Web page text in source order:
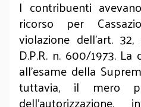
I contribuenti
ricorso per
violazione dell'art.
D.P.R. n. 600/1973.
all'esame della
tuttavia, il mero